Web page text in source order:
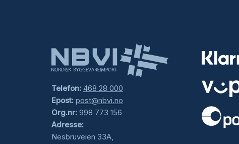
Telefon: 468 28 000
Epost: post@nbvi.no
Org.nr: 998 773 156
Adresse:
Nesbruveien 33A,